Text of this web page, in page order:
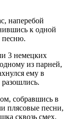
наперебой
к одной
песню.
3 немецких
из парней,
ему в
собравшись в
плясовые песни,
сквозь смех,